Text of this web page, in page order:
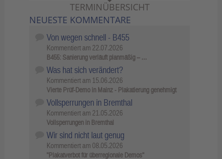
TERMINÜBERSICHT
NEUESTE KOMMENTARE
Von wegen schnell - B455
Kommentiert am 22.07.2026
B455: Sanierung verläuft planmäßig – …
Was hat sich verändert?
Kommentiert am 15.06.2026
Vierte Prüf-Demo in Mainz - Plakatierung genehmigt
Vollsperrungen in Bremthal
Kommentiert am 21.05.2026
Vollsperrungen in Bremthal
Wir sind nicht laut genug
Kommentiert am 08.05.2026
"Plakatverbot für überregionale Demos"